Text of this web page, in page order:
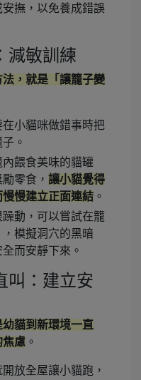
安撫，以免養成錯誤
減敏訓練
，就是「讓籠子變
小貓咪做錯事時把
。
餵食美味的貓罐
零食， 讓小貓覺得
慢慢建立正面連結 。
動，可以嘗試在籠
模擬洞穴的黑暗
而安靜下來。
叫：建立安
貓到新環境一直
焦慮 。
放全屋讓小貓跑，